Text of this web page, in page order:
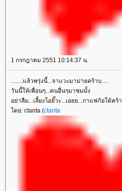
1 กรกฎาคม 2551 10:14:37 น.
........แล้วพรุ่งนี้...จาแวะมาม่ายคร้าบ....
วันนี้ให้เพื่อนๆ...คนอื่นๆมาชมมั้ง
อย่าลืม...เลี้ยงโอยั๊วะ...เอยย...กาแฟก้อใด้คร้
ดย: ctanta (ctanta